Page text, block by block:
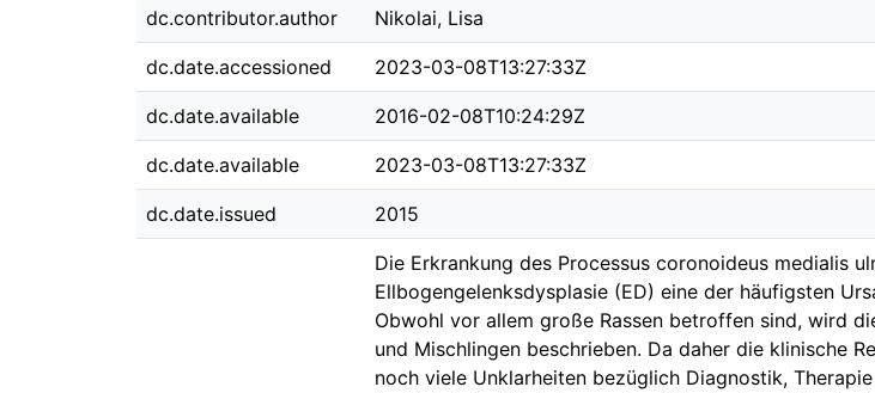
dc.contributor.author Nikolai, Lisa
dc.date.accessioned 2023-03-08T13:27:33Z
dc.date.available 2016-02-08T10:24:29Z
dc.date.available 2023-03-08T13:27:33Z
dc.date.issued 2015
Die Erkrankung des Processus coronoideus medialis
Ellbogengelenksdysplasie (ED) eine der häufigsten
Obwohl vor allem große Rassen betroffen sind, wird
und Mischlingen beschrieben. Da daher die klinische
noch viele Unklarheiten bezüglich Diagnostik,